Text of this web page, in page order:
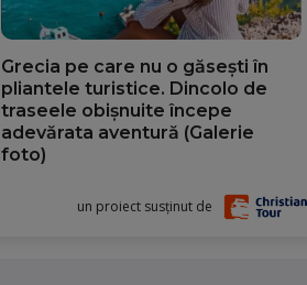
Grecia pe care nu o găsești în
pliantele turistice. Dincolo de
traseele obișnuite începe
adevărata aventură (Galerie
foto)
un proiect susținut de